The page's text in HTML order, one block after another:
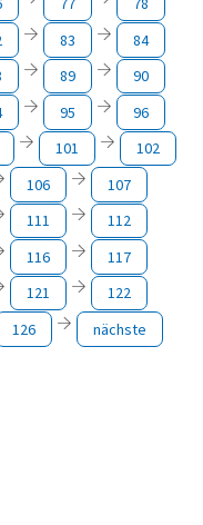
83
84
89
90
95
96
101
102
106
107
111
112
116
117
121
122
126 nächste